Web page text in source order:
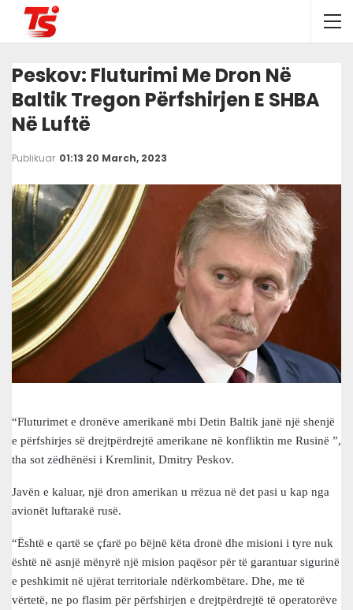
Peskov: Fluturimi Me Dron Në
Baltik Tregon Përfshirjen E SHBA
Në Luftë
Publikuar 01:13 20 March, 2023
“Fluturimet e dronëve amerikanë mbi Detin Baltik janë një shenjë
e përfshirjes së drejtpërdrejtë amerikane në konfliktin me Rusinë ”,
tha sot zëdhënësi i Kremlinit, Dmitry Peskov.
Javën e kaluar, një dron amerikan u rrëzua në det pasi u kap nga
avionët luftarakë rusë.
“Është e qartë se çfarë po bëjnë këta dronë dhe misioni i tyre nuk
është në asnjë mënyrë një mision paqësor për të garantuar sigurinë
e peshkimit në ujërat territoriale ndërkombëtare. Dhe, me të
vërtetë, ne po flasim për përfshirjen e drejtpërdrejtë të operatorëve